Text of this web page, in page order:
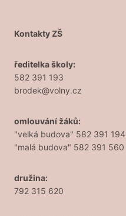
Kontakty ZŠ
ředitelka školy:
582 391 193
brodek@volny.cz
omlouvání žáků:
"velká budova" 582 391 194
"malá budova" 582 391 560
družina:
792 315 620